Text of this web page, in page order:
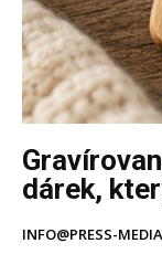
dárek,
INFO@PRESS-